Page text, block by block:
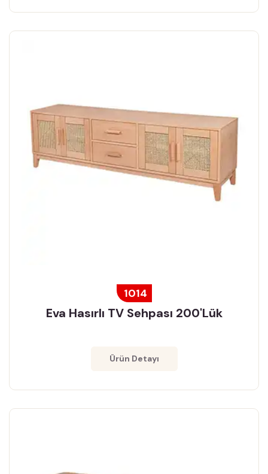
1014
Eva Hasırlı TV Sehpası 200'lük
Ürün Detayı